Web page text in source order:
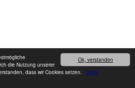
Ok, verstanden
die Nutzung unserer
dass wir Cookies setzen. mehr